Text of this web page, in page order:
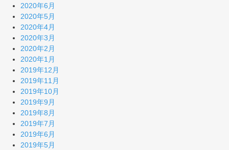
2020年6月
2020年5月
2020年4月
2020年3月
2020年2月
2020年1月
2019年12月
2019年11月
2019年10月
2019年9月
2019年8月
2019年7月
2019年6月
2019年5月